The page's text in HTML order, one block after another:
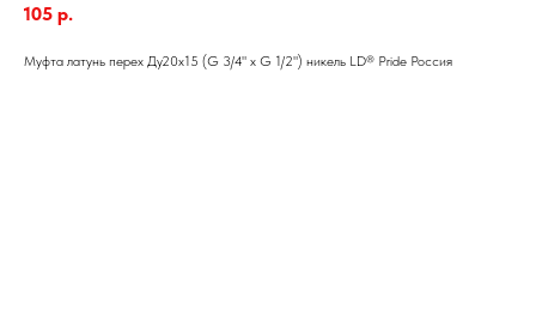
105 р.
Муфта латунь перех Ду20х15 (G 3/4" х G 1/2") никель LD® Pride Россия